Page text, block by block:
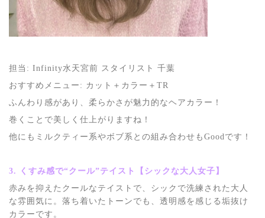
担当: Infinity水天宮前 スタイリスト 千葉
おすすめメニュー: カット＋カラー＋TR
ふんわり感があり、柔らかさが魅力的なヘアカラー！
巻くことで美しく仕上がりますね！
他にもミルクティー系やボブ系との組み合わせもGoodです！
3. くすみ感で“クール”テイスト【シックな大人女子】
赤みを抑えたクールなテイストで、シックで洗練された大人
な雰囲気に。落ち着いたトーンでも、透明感を感じる垢抜け
カラーです。